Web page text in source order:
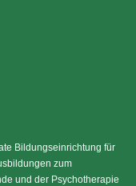
Bildungseinrichtung für
zum
und der Psychotherapie